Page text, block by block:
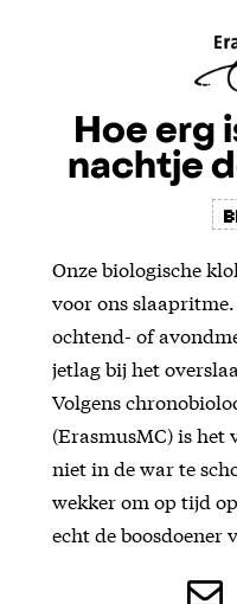
Hoe erg
nachtje
Onze biologische
voor ons
ochtend- of
jetlag bij het
Volgens
(ErasmusMC) is het
niet in de war te
wekker om op tijd
echt de boosdoener